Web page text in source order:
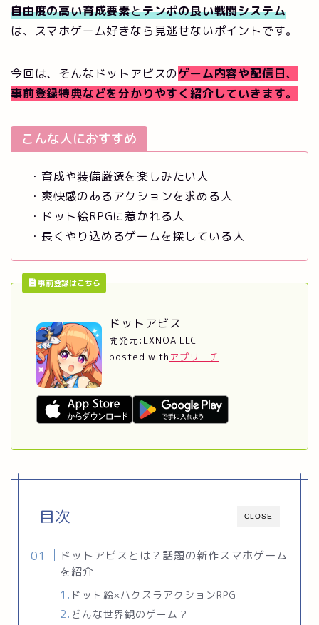
自由度の高い育成要素とテンポの良い戦闘システム
は、スマホゲーム好きなら見逃せないポイントです。
今回は、そんなドットアビスのゲーム内容や配信日、
事前登録特典などを分かりやすく紹介していきます。
こんな人におすすめ
・育成や装備厳選を楽しみたい人
・爽快感のあるアクションを求める人
・ドット絵RPGに惹かれる人
・長くやり込めるゲームを探している人
事前登録はこちら
ドットアビス
開発元: EXNOA LLC
posted with アプリーチ
CLOSE
目次
ドットアビスとは？話題の新作スマホゲーム
を紹介
ドット絵×ハクスラアクションRPG
どんな世界観のゲーム？